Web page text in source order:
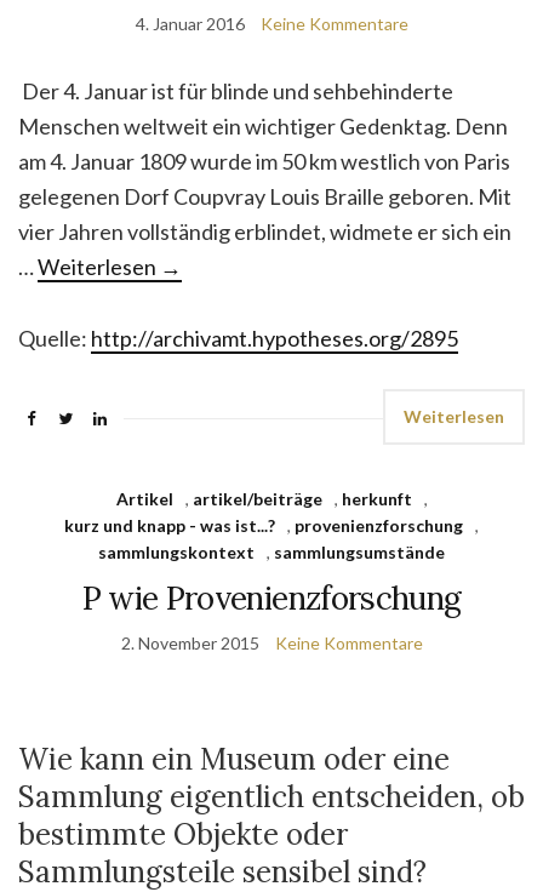
4. Januar 2016 Keine Kommentare
Der 4. Januar ist für blinde und sehbehinderte
Menschen weltweit ein wichtiger Gedenktag. Denn
am 4. Januar 1809 wurde im 50 km westlich von Paris
gelegenen Dorf Coupvray Louis Braille geboren. Mit
vier Jahren vollständig erblindet, widmete er sich ein
…Weiterlesen →
Quelle: http://archivamt.hypotheses.org/2895
Weiterlesen
Artikel , artikel/beiträge , herkunft
,
kurz und knapp - was ist...? , provenienzforschung ,
sammlungskontext
, sammlungsumstände
P wie Provenienzforschung
2. November 2015 Keine Kommentare
Wie kann ein Museum oder eine
Sammlung eigentlich entscheiden, ob
bestimmte Objekte oder
Sammlungsteile sensibel sind?